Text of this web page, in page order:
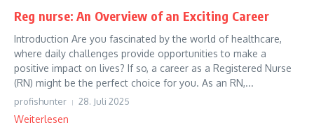
Reg nurse: An Overview of an Exciting Career
Introduction Are you fascinated by the world of healthcare,
where daily challenges provide opportunities to make a
positive impact on lives? If so, a career as a Registered Nurse
(RN) might be the perfect choice for you. As an RN,...
profishunter 28. Juli 2025
Weiterlesen